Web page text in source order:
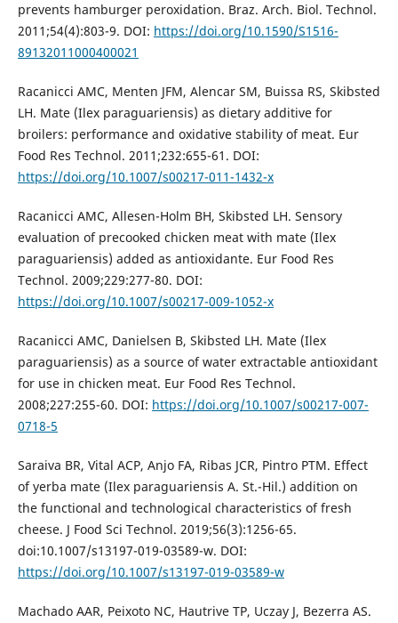
prevents hamburger peroxidation. Braz. Arch. Biol. Technol.
2011;54(4):803-9. DOI: https://doi.org/10.1590/S1516-
89132011000400021
Racanicci AMC, Menten JFM, Alencar SM, Buissa RS, Skibsted
LH. Mate (Ilex paraguariensis) as dietary additive for
broilers: performance and oxidative stability of meat. Eur
Food Res Technol. 2011;232:655-61. DOI:
https://doi.org/10.1007/s00217-011-1432-x
Racanicci AMC, Allesen-Holm BH, Skibsted LH. Sensory
evaluation of precooked chicken meat with mate (Ilex
paraguariensis) added as antioxidante. Eur Food Res
Technol. 2009;229:277-80. DOI:
https://doi.org/10.1007/s00217-009-1052-x
Racanicci AMC, Danielsen B, Skibsted LH. Mate (Ilex
paraguariensis) as a source of water extractable antioxidant
for use in chicken meat. Eur Food Res Technol.
2008;227:255-60. DOI: https://doi.org/10.1007/s00217-007-
0718-5
Saraiva BR, Vital ACP, Anjo FA, Ribas JCR, Pintro PTM. Effect
of yerba mate (Ilex paraguariensis A. St.-Hil.) addition on
the functional and technological characteristics of fresh
cheese. J Food Sci Technol. 2019;56(3):1256-65.
doi:10.1007/s13197-019-03589-w. DOI:
https://doi.org/10.1007/s13197-019-03589-w
Machado AAR, Peixoto NC, Hautrive TP, Uczay J, Bezerra AS.